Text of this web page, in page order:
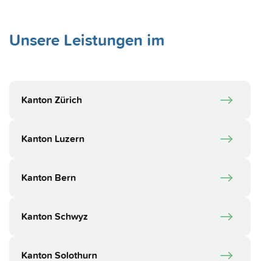
Unsere Leistungen im
Kanton Zürich
Kanton Luzern
Kanton Bern
Kanton Schwyz
Kanton Solothurn